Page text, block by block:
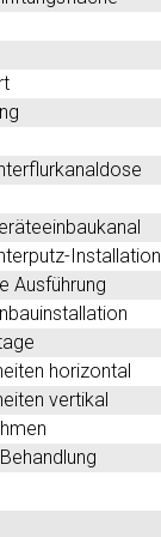
Installation
Ausführung
horizontal
vertikal